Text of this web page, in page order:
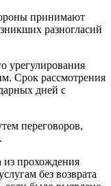
принимают
разногласий
урегулирования
Срок рассмотрения
дней с
переговоров,
из прохождения
без возврата